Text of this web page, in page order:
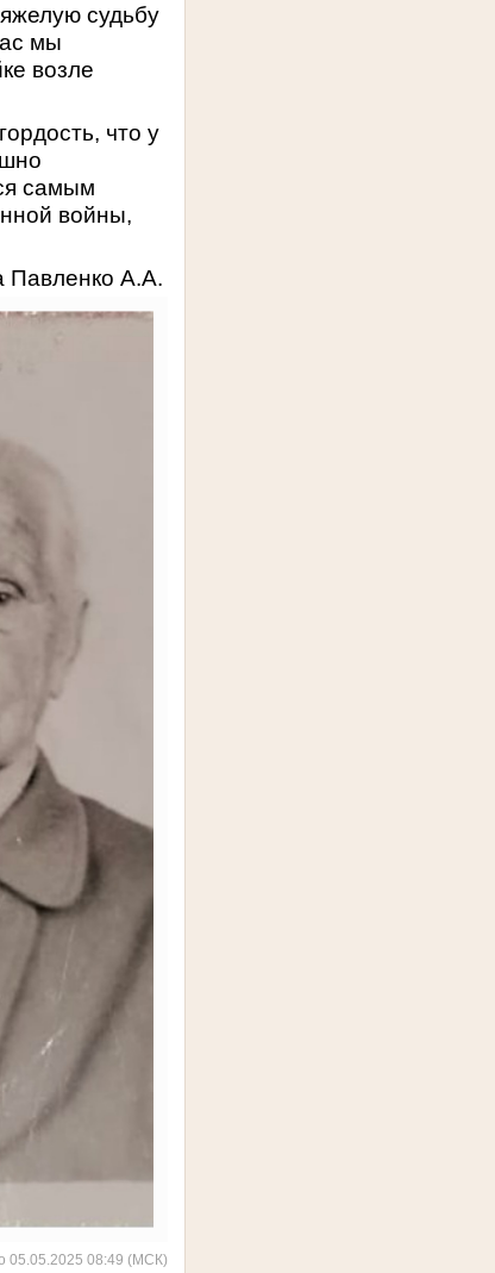
судьбу
мы
возле
что у
самым
войны,
Павленко А.А.
05.05.2025 08:49 (МСК)